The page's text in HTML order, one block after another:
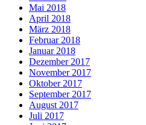
Mai 2018
April 2018
März 2018
Februar 2018
Januar 2018
Dezember 2017
November 2017
Oktober 2017
September 2017
August 2017
Juli 2017